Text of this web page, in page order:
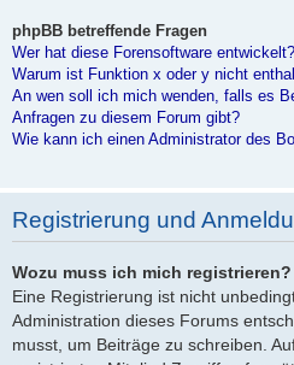
phpBB betreffende Fragen
Wer hat diese Forensoftware entwickelt?
Warum ist Funktion x oder y nicht
An wen soll ich mich wenden, falls es
Anfragen zu diesem Forum gibt?
Wie kann ich einen Administrator des
Registrierung und
Wozu muss ich mich registrieren?
Eine Registrierung ist nicht
Administration dieses Forums
musst, um Beiträge zu schreiben.